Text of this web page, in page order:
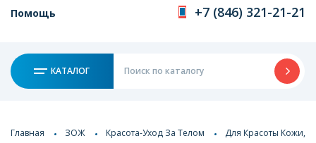
Помощь
+7 (846) 321-21-21
КАТАЛОГ
Главная ЗОЖ Красота-Уход За Телом
Для Красоты Кожи,